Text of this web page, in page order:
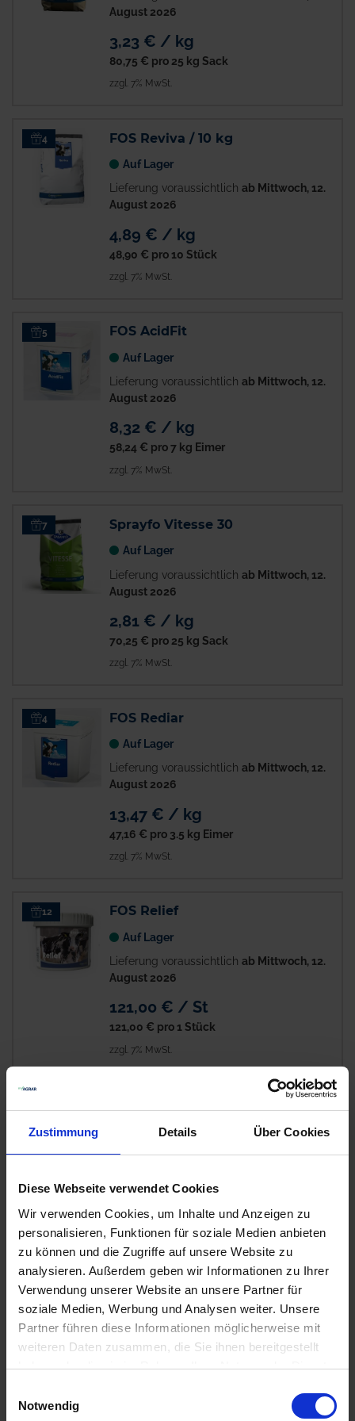
Zustimmung Details Über Cookies
Diese Webseite verwendet Cookies
Wir verwenden Cookies, um Inhalte und Anzeigen zu
personalisieren, Funktionen für soziale Medien anbieten
zu können und die Zugriffe auf unsere Website zu
analysieren. Außerdem geben wir Informationen zu Ihrer
Verwendung unserer Website an unsere Partner für
soziale Medien, Werbung und Analysen weiter. Unsere
Partner führen diese Informationen möglicherweise mit
weiteren Daten zusammen, die Sie ihnen bereitgestellt
haben oder die sie im Rahmen Ihrer Nutzung der Dienste
Notwendig
August 2026
3,23 € / kg
80,75 € pro 25 kg Sack
zzgl. 7% MwSt.
4 FOS Reviva / 10 kg
Auf Lager
Lieferung voraussichtlich ab Mittwoch, 12.
August 2026
4,89 € / kg
48,90 € pro 10 Stück
zzgl. 7% MwSt.
5 FOS AcidFit
Auf Lager
Lieferung voraussichtlich ab Mittwoch, 12.
August 2026
8,32 € / kg
58,24 € pro 7 kg Eimer
zzgl. 7% MwSt.
7 Sprayfo Vitesse 30
Auf Lager
Lieferung voraussichtlich ab Mittwoch, 12.
August 2026
2,81 € / kg
70,25 € pro 25 kg Sack
zzgl. 7% MwSt.
4 FOS Rediar
Auf Lager
Lieferung voraussichtlich ab Mittwoch, 12.
August 2026
13,47 € / kg
47,16 € pro 3.5 kg Eimer
zzgl. 7% MwSt.
12 FOS Relief
Auf Lager
Lieferung voraussichtlich ab Mittwoch, 12.
August 2026
121,00 € / St
121,00 € pro 1 Stück
zzgl. 7% MwSt.
Verfügbar
Lieferung voraussichtlichab Freitag, 21.
75,75 €pro 25 kg Sack
FOS Pulmosure LD
Auf Lager
Lieferung voraussichtlichab Mittwoch, 12.